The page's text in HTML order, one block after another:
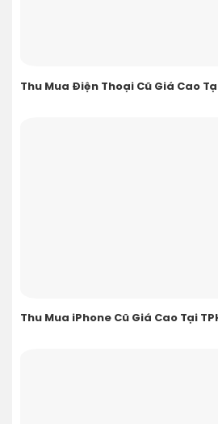
Thu Mua Điện Thoại Cũ Giá Cao Tại
Thu Mua iPhone Cũ Giá Cao Tại